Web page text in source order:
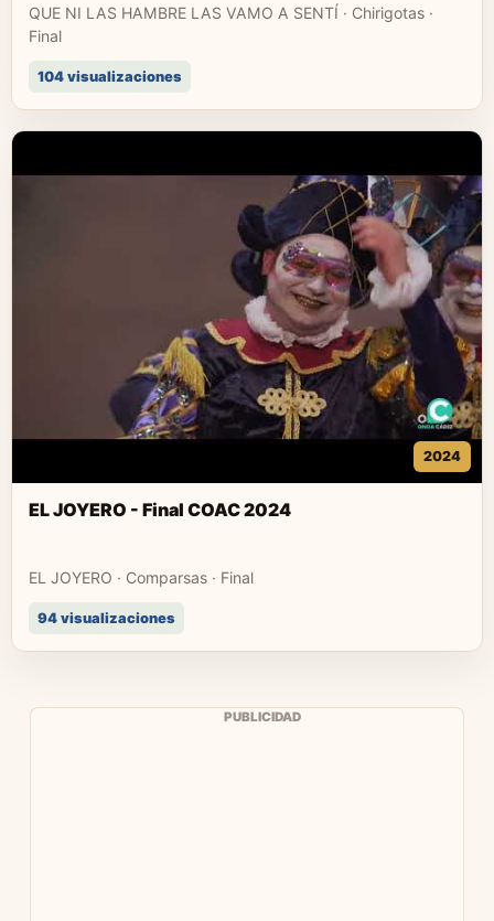
QUE NI LAS HAMBRE LAS VAMO A SENTÍ · Chirigotas ·
Final
104 visualizaciones
2024
EL JOYERO - Final COAC 2024
EL JOYERO · Comparsas · Final
94 visualizaciones
PUBLICIDAD